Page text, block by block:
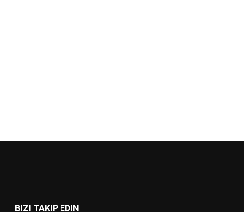
BIZI TAKIP EDIN